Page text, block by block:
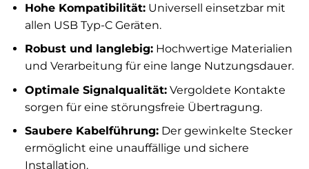
Hohe Kompatibilität:Universell einsetzbar mit
allen USB Typ-C Geräten.
Robust und langlebig:Hochwertige Materialien
und Verarbeitung für eine lange Nutzungsdauer.
Optimale Signalqualität:Vergoldete Kontakte
sorgen für eine störungsfreie Übertragung.
Saubere Kabelführung:Der gewinkelte Stecker
ermöglicht eine unauffällige und sichere
Installation.